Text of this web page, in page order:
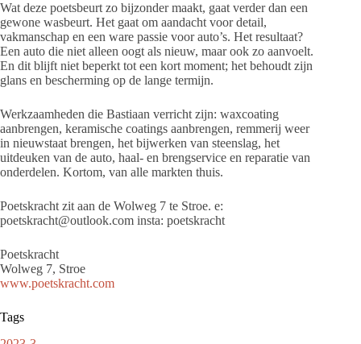
Wat deze poetsbeurt zo bijzonder maakt, gaat verder dan een
gewone wasbeurt. Het gaat om aandacht voor detail,
vakmanschap en een ware passie voor auto’s. Het resultaat?
Een auto die niet alleen oogt als nieuw, maar ook zo aanvoelt.
En dit blijft niet beperkt tot een kort moment; het behoudt zijn
glans en bescherming op de lange termijn.
Werkzaamheden die Bastiaan verricht zijn: waxcoating
aanbrengen, keramische coatings aanbrengen, remmerij weer
in nieuwstaat brengen, het bijwerken van steenslag, het
uitdeuken van de auto, haal- en brengservice en reparatie van
onderdelen. Kortom, van alle markten thuis.
Poetskracht zit aan de Wolweg 7 te Stroe. e:
poetskracht@outlook.com insta: poetskracht
Poetskracht
Wolweg 7, Stroe
www.poetskracht.com
Tags